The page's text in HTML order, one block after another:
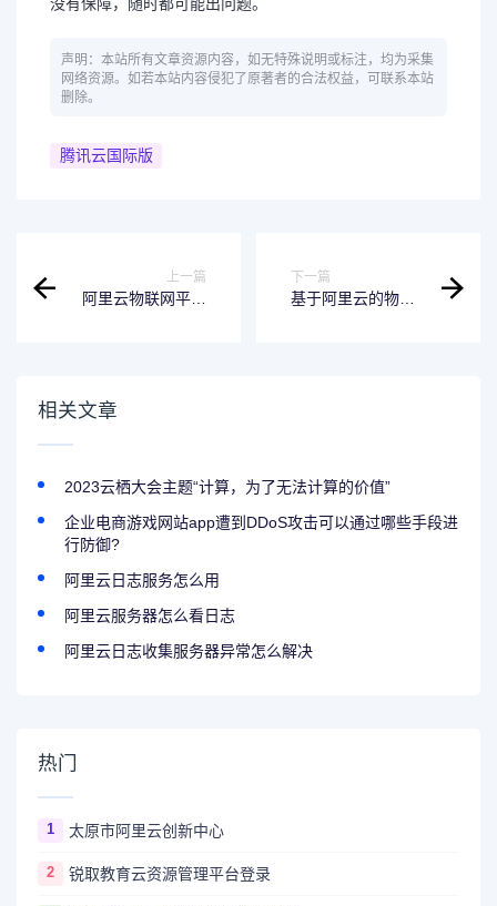
声明：本站所有文章资源内容，如无特殊说明或标注，均为采集
网络资源。如若本站内容侵犯了原著者的合法权益，可联系本站
删除。
腾讯云国际版
上一篇
阿里云物联网平台
下一篇
基于阿里云的物联
相关文章
2023云栖大会主题“计算，为了无法计算的价值”
企业电商游戏网站app遭到DDoS攻击可以通过哪些手段进
行防御?
阿里云日志服务怎么用
阿里云服务器怎么看日志
阿里云日志收集服务器异常怎么解决
热门
1 太原市阿里云创新中心
2 锐取教育云资源管理平台登录